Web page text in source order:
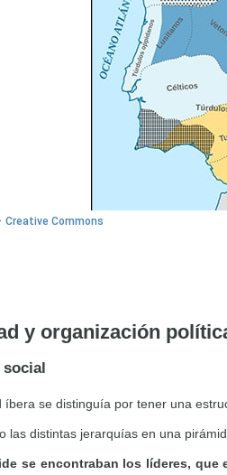
Creative Commons
y organización
íbera se distinguía por tener una
las distintas jerarquías en una
se encontraban los líderes, que